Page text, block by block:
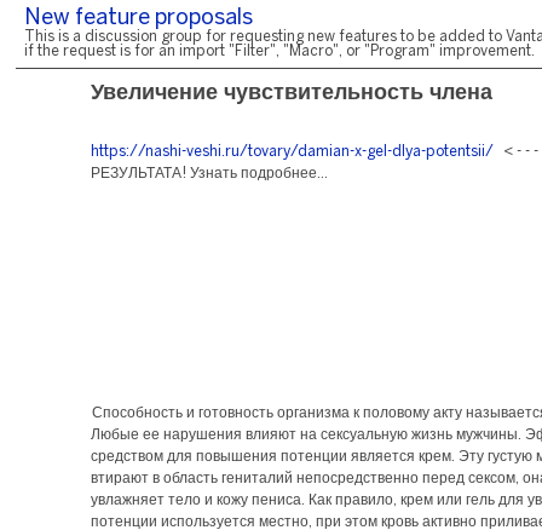
New feature proposals
This is a discussion group for requesting new features to be added to
if the request is for an import "Filter", "Macro", or "Program" improvement.
Увеличение чувствительность члена
https://nashi-veshi.ru/tovary/damian-x-gel-dlya-potentsii/ < - -
РЕЗУЛЬТАТА! Узнать подробнее...
Способность и готовность организма к половому акту
Любые ее нарушения влияют на сексуальную жизнь мужчины.
средством для повышения потенции является крем. Эту густую
втирают в область гениталий непосредственно перед сексом,
увлажняет тело и кожу пениса. Как правило, крем или гель для
потенции используется местно, при этом кровь активно